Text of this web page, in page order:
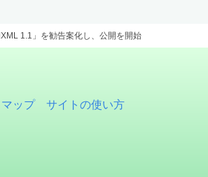
1.1」を勧告案化し、公開を開始
ップ サイトの使い方